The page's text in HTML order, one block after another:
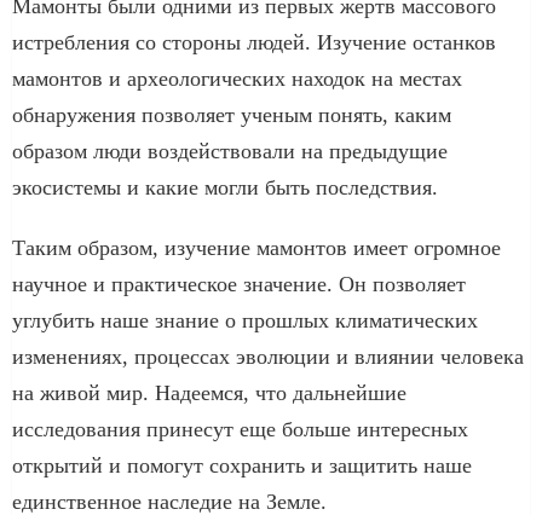
Мамонты были одними из первых жертв массового
истребления со стороны людей. Изучение останков
мамонтов и археологических находок на местах
обнаружения позволяет ученым понять, каким
образом люди воздействовали на предыдущие
экосистемы и какие могли быть последствия.
Таким образом, изучение мамонтов имеет огромное
научное и практическое значение. Он позволяет
углубить наше знание о прошлых климатических
изменениях, процессах эволюции и влиянии человека
на живой мир. Надеемся, что дальнейшие
исследования принесут еще больше интересных
открытий и помогут сохранить и защитить наше
единственное наследие на Земле.